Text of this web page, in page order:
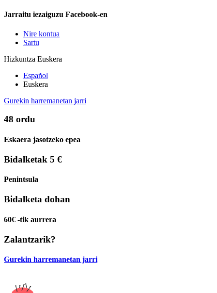
Jarraitu iezaiguzu Facebook-en
Nire kontua
Sartu
Hizkuntza Euskera
Español
Euskera
Gurekin harremanetan jarri
48 ordu
Eskaera jasotzeko epea
Bidalketak 5 €
Penintsula
Bidalketa dohan
60€ -tik aurrera
Zalantzarik?
Gurekin harremanetan jarri